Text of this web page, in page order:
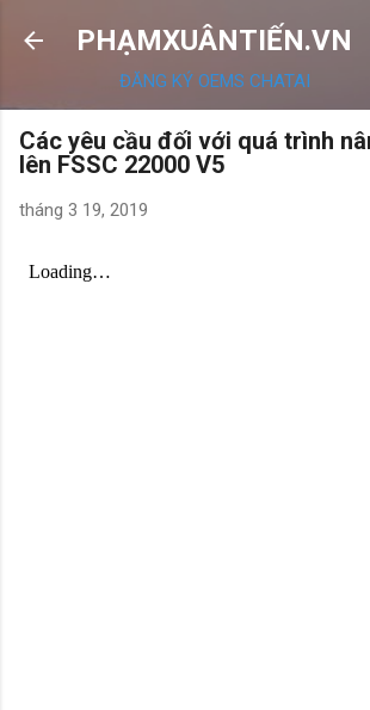
Chuyển đến nội dung chính
PHẠMXUÂNTIẾN.VN
ĐĂNG KÝ OEMS CHATAI
Các yêu cầu đối với quá trình
lên FSSC 22000 V5
tháng 3 19, 2019